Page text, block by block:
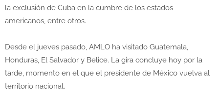
la exclusión de Cuba en la cumbre de los estados
americanos, entre otros.
Desde el jueves pasado, AMLO ha visitado Guatemala,
Honduras, El Salvador y Belice. La gira concluye hoy por la
tarde, momento en el que el presidente de México vuelva al
territorio nacional.